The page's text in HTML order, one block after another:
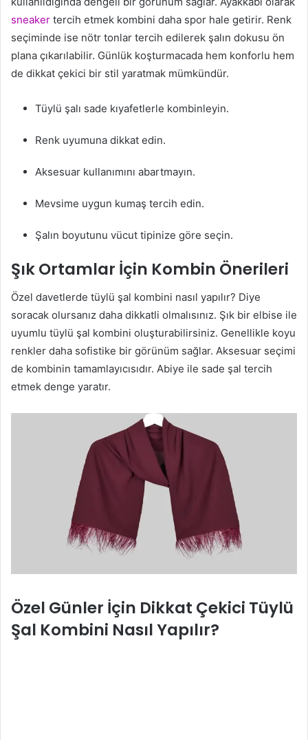
sneaker tercih etmek kombini daha spor hale getirir. Renk
seçiminde ise nötr tonlar tercih edilerek şalın dokusu ön
plana çıkarılabilir. Günlük koşturmacada hem konforlu hem
de dikkat çekici bir stil yaratmak mümkündür.
Tüylü şalı sade kıyafetlerle kombinleyin.
Renk uyumuna dikkat edin.
Aksesuar kullanımını abartmayın.
Mevsime uygun kumaş tercih edin.
Şalın boyutunu vücut tipinize göre seçin.
Şık Ortamlar İçin Kombin Önerileri
Özel davetlerde tüylü şal kombini nasıl yapılır? Diye
soracak olursanız daha dikkatli olmalısınız. Şık bir elbise ile
uyumlu tüylü şal kombini oluşturabilirsiniz. Genellikle koyu
renkler daha sofistike bir görünüm sağlar. Aksesuar seçimi
de kombinin tamamlayıcısıdır. Abiye ile sade şal tercih
etmek denge yaratır.
Özel Günler İçin Dikkat Çekici Tüylü
Şal Kombini Nasıl Yapılır?